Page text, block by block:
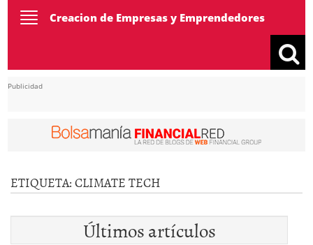
ToggleCreacion de Empresas y Emprendedores
Publicidad
ETIQUETA:CLIMATE TECH
Últimos artículos